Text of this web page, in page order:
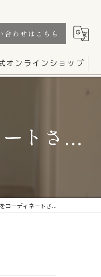
合わせはこちら
オンラインショップ
トさ...
コーディネートさ...